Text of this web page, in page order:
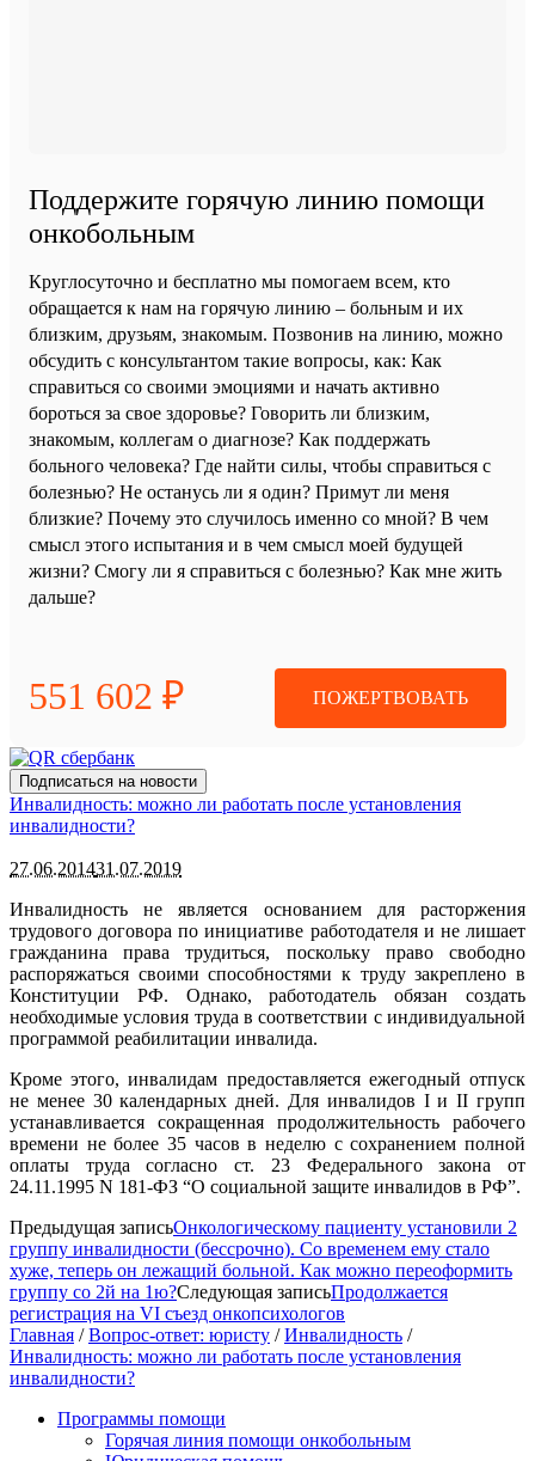
Поддержите горячую линию помощи
онкобольным
Круглосуточно и бесплатно мы помогаем всем, кто
обращается к нам на горячую линию – больным и их
близким, друзьям, знакомым. Позвонив на линию, можно
обсудить с консультантом такие вопросы, как: Как
справиться со своими эмоциями и начать активно
бороться за свое здоровье? Говорить ли близким,
знакомым, коллегам о диагнозе? Как поддержать
больного человека? Где найти силы, чтобы справиться с
болезнью? Не останусь ли я один? Примут ли меня
близкие? Почему это случилось именно со мной? В чем
смысл этого испытания и в чем смысл моей будущей
жизни? Смогу ли я справиться с болезнью? Как мне жить
дальше?
551 602 ₽ ПОЖЕРТВОВАТЬ
Подписаться на новости
Инвалидность: можно ли работать после установления
инвалидности?
27.06.201431.07.2019
Инвалидность не является основанием для расторжения
трудового договора по инициативе работодателя и не лишает
гражданина права трудиться, поскольку право свободно
распоряжаться своими способностями к труду закреплено в
Конституции РФ. Однако, работодатель обязан создать
необходимые условия труда в соответствии с индивидуальной
программой реабилитации инвалида.
Кроме этого, инвалидам предоставляется ежегодный отпуск
не менее 30 календарных дней. Для инвалидов I и II групп
устанавливается сокращенная продолжительность рабочего
времени не более 35 часов в неделю с сохранением полной
оплаты труда согласно ст. 23 Федерального закона от
24.11.1995 N 181-ФЗ “О социальной защите инвалидов в РФ”.
Предыдущая записьОнкологическому пациенту установили 2
группу инвалидности (бессрочно). Со временем ему стало
хуже, теперь он лежащий больной. Как можно переоформить
группу со 2й на 1ю?Следующая записьПродолжается
регистрация на VI съезд онкопсихологов
Главная /Вопрос-ответ: юристу /Инвалидность /
Инвалидность: можно ли работать после установления
инвалидности?
Программы помощи
Горячая линия помощи онкобольным